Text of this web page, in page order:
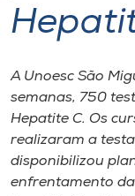
Portal de Ensino
A
A Unoesc São
semanas, 750
Hepatite C. Os
realizaram a
disponibilizou
enfrentamento